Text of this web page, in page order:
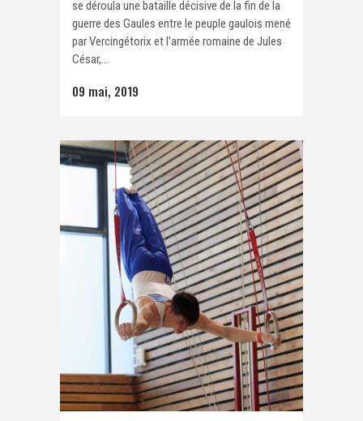
se déroula une bataille décisive de la fin de la
guerre des Gaules entre le peuple gaulois mené
par Vercingétorix et l'armée romaine de Jules
César,...
09 mai, 2019